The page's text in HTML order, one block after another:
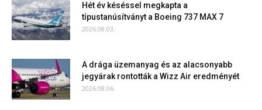
Hét év késéssel megkapta a
típustanúsítványt a Boeing 737 MAX 7
2026.08.03.
A drága üzemanyag és az alacsonyabb
jegyárak rontották a Wizz Air eredményét
2026.08.06.